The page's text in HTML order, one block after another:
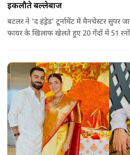
इकलौते बल्लेबाज
बटलर ने 'द हंड्रेड' टूर्नामेंट में मैनचेस्टर सुपर
फायर के खिलाफ खेलते हुए 20 गेंदों में 51 रनों